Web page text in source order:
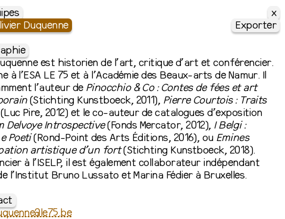
Duquenne
x
Exporter
est historien de l’art, critique d’art et conférencier.
à l’ESA LE 75 et à l’Académie des Beaux-arts de Namur. Il
l’auteur de Pinocchio & Co : Contes de fées et art
(Stichting Kunstboeck, 2011), Pierre Courtois : Traits
Pire, 2012) et le co-auteur de catalogues d’exposition
Delvoye Introspective(Fonds Mercator, 2012), I Belgi :
Poeti(Rond-Point des Arts Éditions, 2016), ou Emines
artistique d’un fort(Stichting Kunstboeck, 2018).
à l’ISELP, il est également collaborateur indépendant
l’Institut Bruno Lussato et Marina Fédier à Bruxelles.